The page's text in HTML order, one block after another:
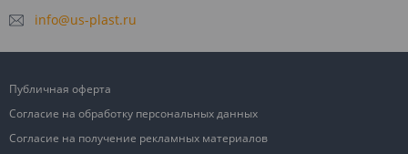
info@us-plast.ru
Публичная оферта
Согласие на обработку персональных данных
Согласие на получение рекламных материалов